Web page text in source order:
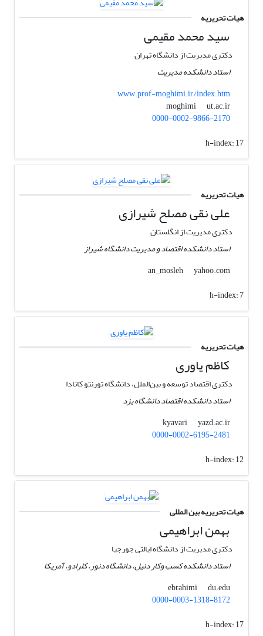
هیات تحریریه
سید محمد مقیمی
دکتری مدیریت از دانشگاه تهران
استاد دانشکده مدیریت
www.prof-moghimi.ir/index.htm
moghimi
ut.ac.ir
0000-0002-9866-2170
h-index:17
هیات تحریریه
علی نقی مصلح شیرازی
دکتری مدیریت از انگلستان
استاد دانشکده اقتصاد و مدیریت دانشگاه شیراز
an_mosleh
yahoo.com
h-index:7
هیات تحریریه
کاظم یاوری
دکتری اقتصاد توسعه و بین‌الملل، دانشگاه تورنتو کانادا
استاد دانشکده اقتصاد دانشگاه یزد
kyavari
yazd.ac.ir
0000-0002-6195-2481
h-index:12
هیات تحریریه بین المللی
بهمن ابراهیمی
دکتری مدیریت از دانشگاه ایالتی جورجیا
استاد دانشکده کسب وکار دنیل، دانشگاه دنور، کلرادو، آمریکا
ebrahimi
du.edu
0000-0003-1318-8172
h-index:17